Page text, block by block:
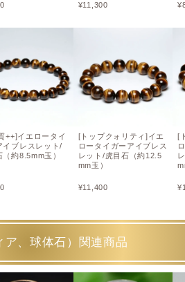
++]イエロータイ
イブレスレット/
（約8.5mm玉）
¥11,300
[トップクォリティ]イエ
ロータイガーアイブレス
レット/虎目石（約12.5
mm玉）
¥11,400
¥
[
¥
ア、球体石）関連商品